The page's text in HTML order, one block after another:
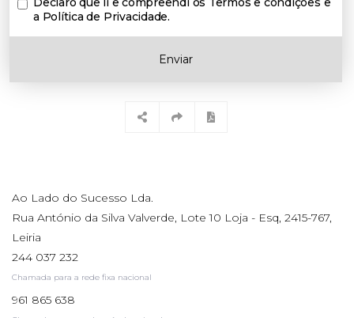
a Política de Privacidade.
Enviar
Ao Lado do Sucesso Lda.
Rua António da Silva Valverde, Lote 10 Loja - Esq, 2415-767,
Leiria
244 037 232
Chamada para a rede fixa nacional
961 865 638